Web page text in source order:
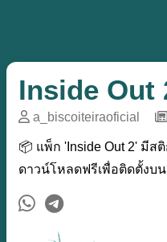
Inside Out
a_biscoiteiraoficial
📦 แพ็ก 'Inside Out 2' มีส
ดาวน์โหลดฟรีเพื่อติดตั้งบ